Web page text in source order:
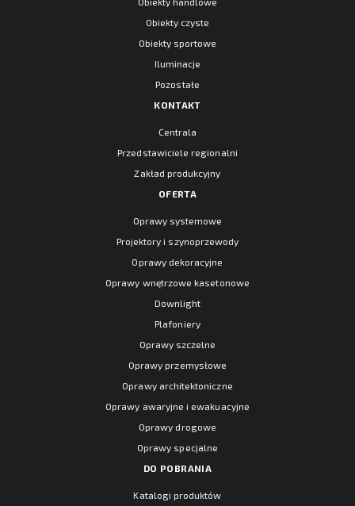
Obiekty czyste
Obiekty sportowe
Iluminacje
Pozostałe
KONTAKT
Centrala
Przedstawiciele regionalni
Zakład produkcyjny
OFERTA
Oprawy systemowe
Projektory i szynoprzewody
Oprawy dekoracyjne
Oprawy wnętrzowe kasetonowe
Downlight
Plafoniery
Oprawy szczelne
Oprawy przemysłowe
Oprawy architektoniczne
Oprawy awaryjne i ewakuacyjne
Oprawy drogowe
Oprawy specjalne
DO POBRANIA
Katalogi produktów